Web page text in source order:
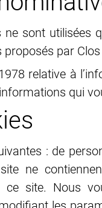
sont
par
relative à
qui
: de
ne
site. Nous